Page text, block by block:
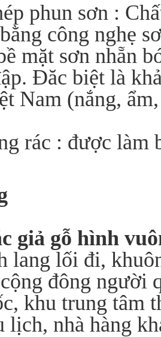
phun sơn :
công nghẹ
mặt sơn nhẵn
Đăc biệt là
Nam (nắng,
rác : được làm
giả gỗ hình
lang lối đi,
đông người
khu trung tâm
lịch, nhà hàng